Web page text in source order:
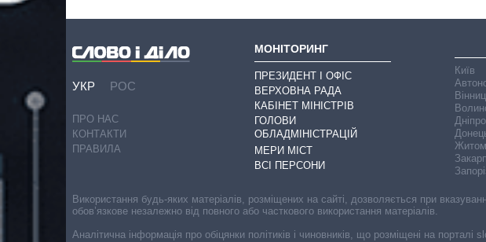
УКР РОС
ПРО НАС
КОНТАКТИ
ПРАВИЛА
МОНІТОРИНГ
ПРЕЗИДЕНТ І ОФІС
ВЕРХОВНА РАДА
КАБІНЕТ МІНІСТРІВ
ГОЛОВИ
ОБЛАДМІНІСТРАЦІЙ
МЕРИ МІСТ
ВСІ ПЕРСОНИ
Київ
Використання будь-яких матеріалів, розміщених на сайті, дозволяється при
обов’язкове незалежно від повного або часткового використання матеріалів.
Аналітична інформація про обіцянки політиків і чиновників, що розміщені на